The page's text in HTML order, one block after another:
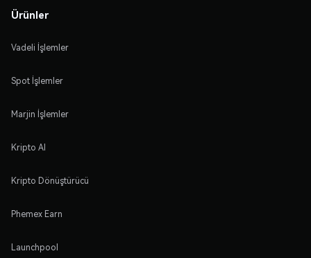
Ürünler
Vadeli İşlemler
Spot İşlemler
Marjin İşlemler
Kripto Al
Kripto Dönüştürücü
Phemex Earn
Launchpool